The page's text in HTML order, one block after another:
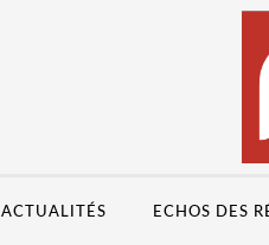
ACTUALITÉS ECHOS DES